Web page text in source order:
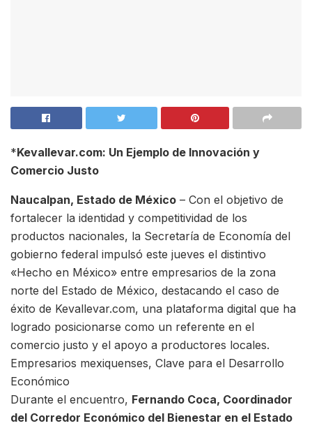
*Kevallevar.com: Un Ejemplo de Innovación y
Comercio Justo
Naucalpan, Estado de México – Con el objetivo de
fortalecer la identidad y competitividad de los
productos nacionales, la Secretaría de Economía del
gobierno federal impulsó este jueves el distintivo
«Hecho en México» entre empresarios de la zona
norte del Estado de México, destacando el caso de
éxito de Kevallevar.com, una plataforma digital que ha
logrado posicionarse como un referente en el
comercio justo y el apoyo a productores locales.
Empresarios mexiquenses, Clave para el Desarrollo
Económico
Durante el encuentro, Fernando Coca, Coordinador
del Corredor Económico del Bienestar en el Estado